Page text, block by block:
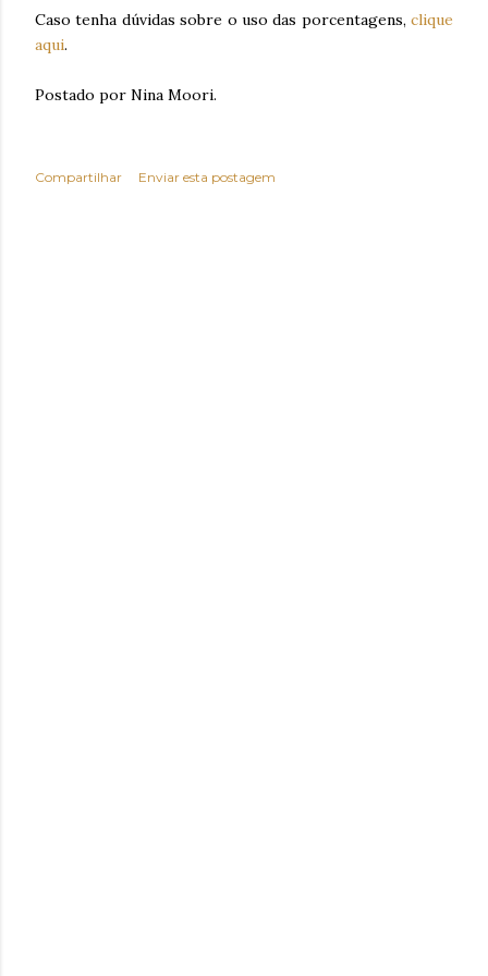
Caso tenha dúvidas sobre o uso das porcentagens, clique
aqui.
Postado por Nina Moori.
Compartilhar Enviar esta postagem